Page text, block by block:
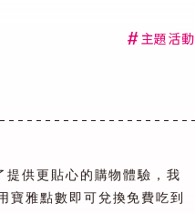
#主題活動
提供更貼心的購物體驗，我
寶雅點數即可兌換免費吃到